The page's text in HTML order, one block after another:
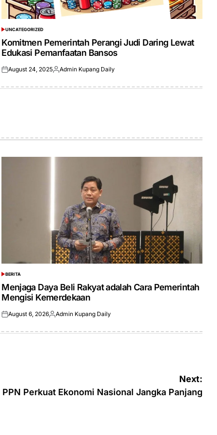
POSTED
IN
UNCATEGORIZED
Komitmen Pemerintah Perangi Judi Daring Lewat
Edukasi Pemanfaatan Bansos
Posted
August 24, 2025Posted
Admin Kupang Daily
POSTED
IN
BERITA
Menjaga Daya Beli Rakyat adalah Cara Pemerintah
Mengisi Kemerdekaan
Posted
August 6, 2026Posted
Admin Kupang Daily
Next:
Perkuat Ekonomi Nasional Jangka Panjang